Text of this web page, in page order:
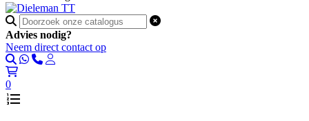
Advies nodig?
Neem direct contact op
0